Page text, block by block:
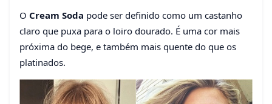
O Cream Soda pode ser definido como um castanho
claro que puxa para o loiro dourado. É uma cor mais
próxima do bege, e também mais quente do que os
platinados.